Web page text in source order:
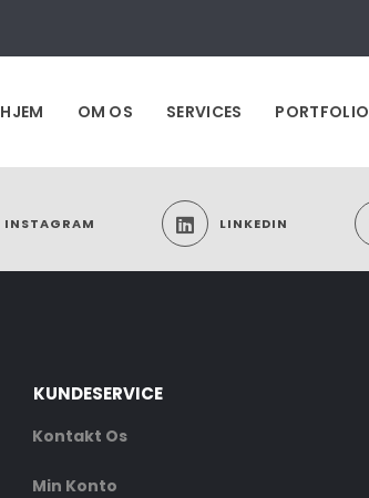
HJEM OM OS SERVICES PORTFOLIO
INSTAGRAM LINKEDIN
KUNDESERVICE
Kontakt Os
Min Konto